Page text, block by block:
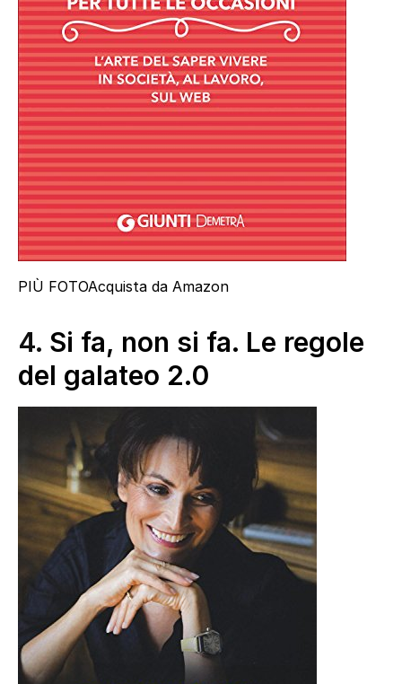
PIÙ FOTOAcquista da Amazon
4. Si fa, non si fa. Le regole
del galateo 2.0